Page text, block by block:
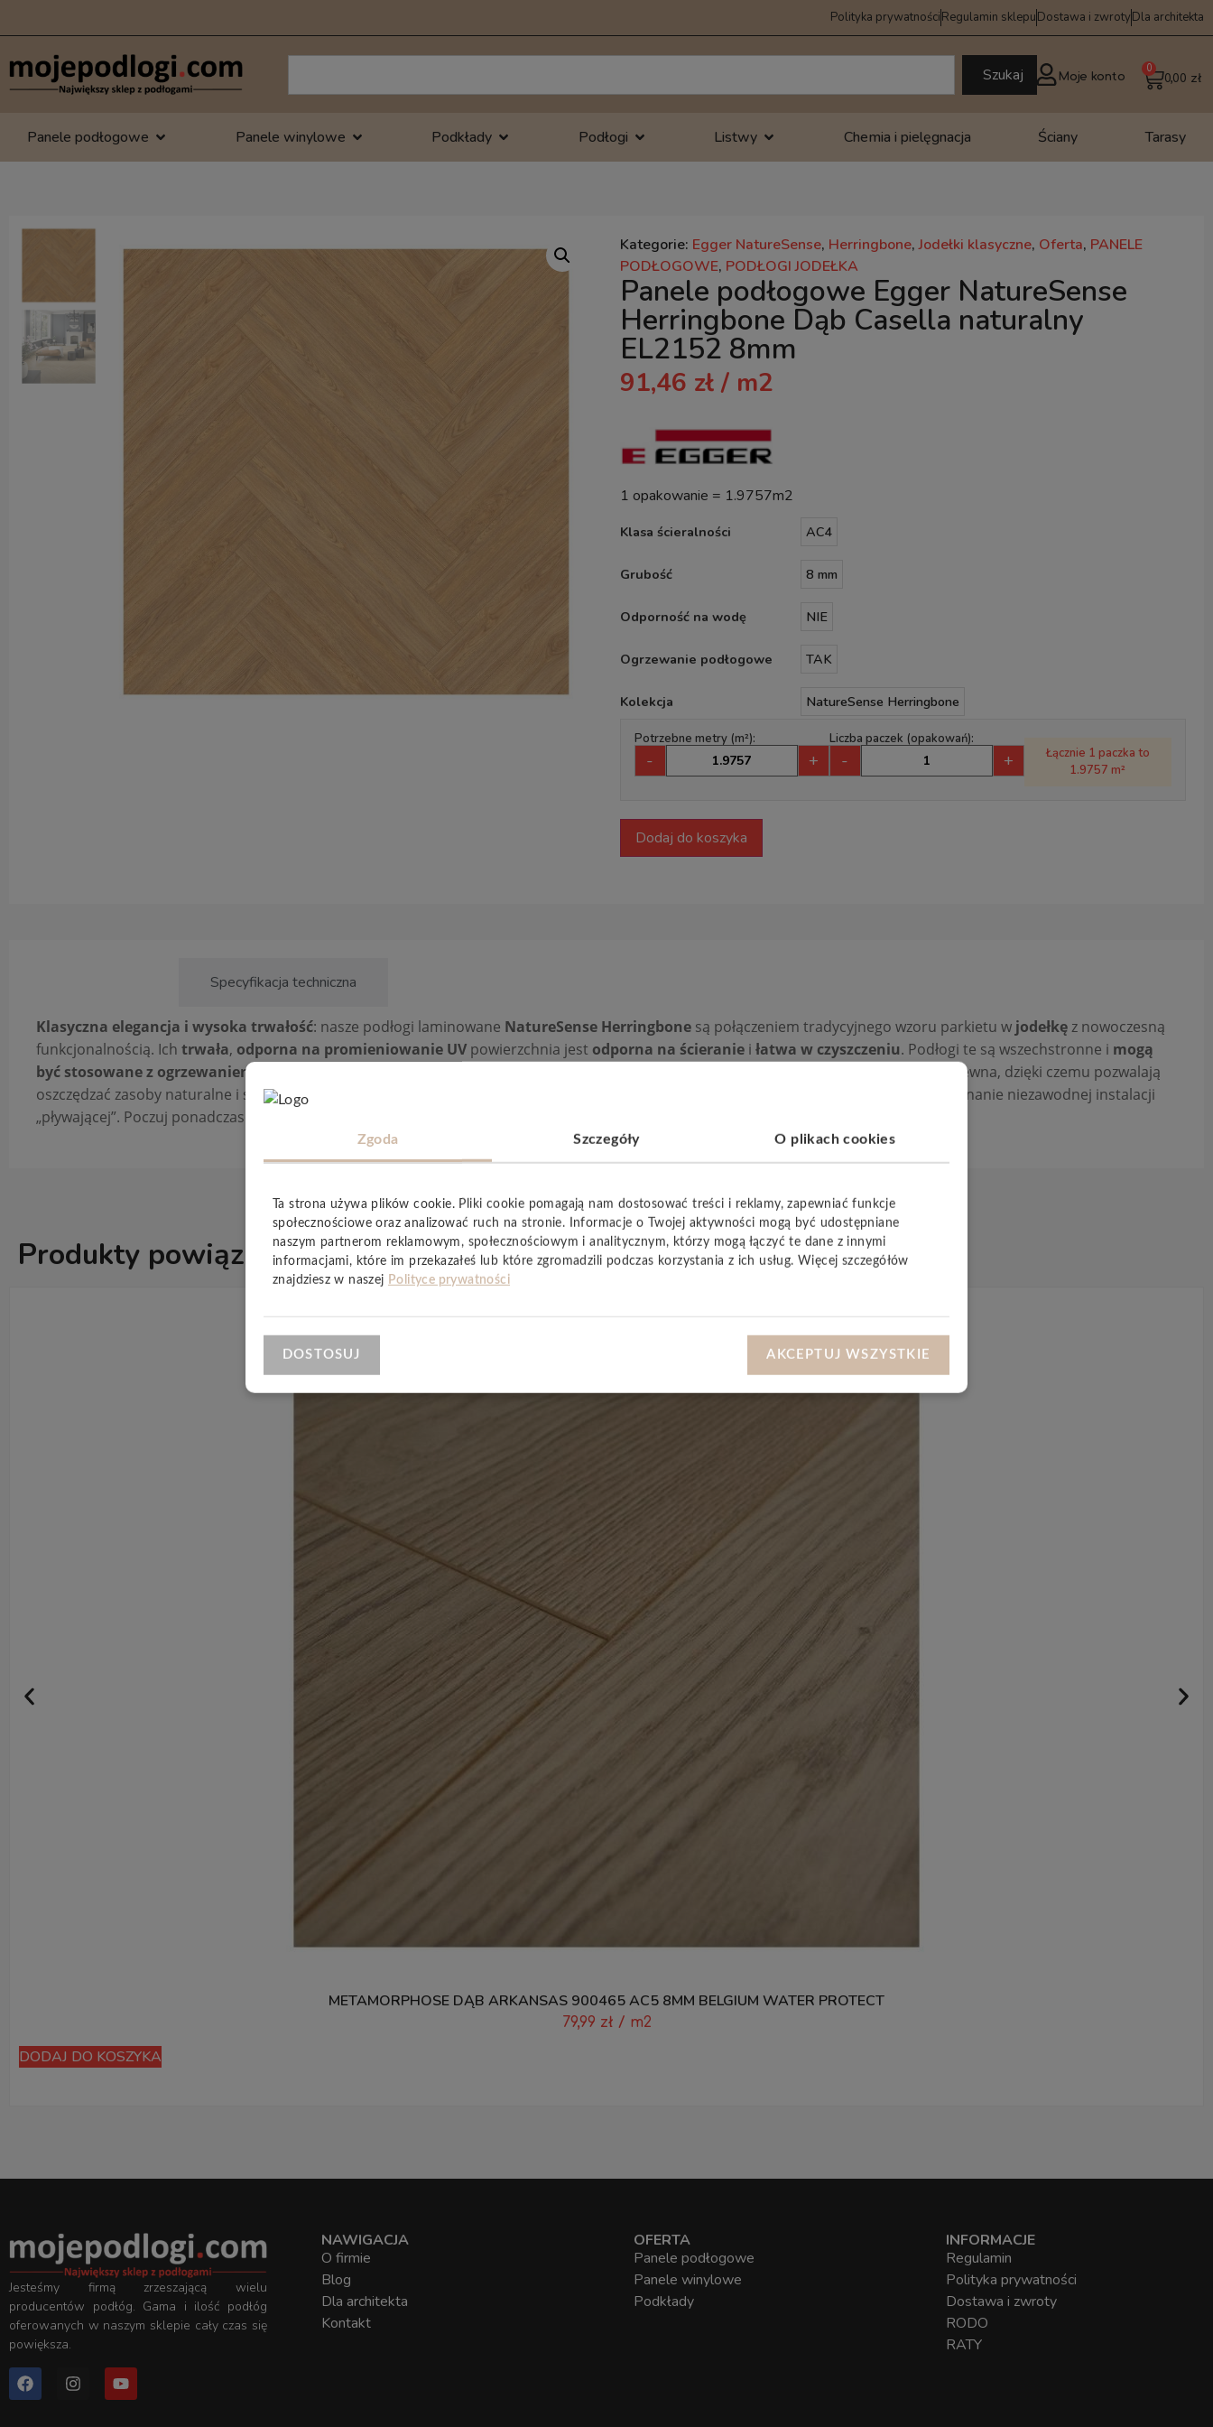
Polityka prywatnościRegulamin sklepuDostawa i zwrotyDla architekta
Szukaj Moje konto 0,00 zł
0
Panele podłogowe Panele winylowe Podkłady Podłogi Listwy Chemia i pielęgnacja Ściany Tarasy
Kategorie: Egger NatureSense, Herringbone,Jodełki klasyczne, Oferta, PANELE
PODŁOGOWE, PODŁOGI JODEŁKA
Panele podłogowe Egger NatureSense
Herringbone Dąb Casella naturalny
EL2152 8mm
91,46 zł/ m2
1 opakowanie = 1.9757m2
Klasa ścieralności AC4
Grubość 8 mm
Odporność na wodę NIE
Ogrzewanie podłogowe TAK
Kolekcja NatureSense Herringbone
Potrzebne metry (m²):
- +
Liczba paczek (opakowań):
- +
Łącznie 1 paczka to
1.9757 m²
Dodaj do koszyka
Specyfikacja techniczna
Klasyczna elegancja i wysoka trwałość: nasze podłogi laminowane NatureSense Herringbone są połączeniem tradycyjnego wzoru parkietu w jodełkęz nowoczesną
funkcjonalnością. Ich trwała, odporna na promieniowanie UV powierzchnia jest odporna na ścieranie i łatwa w czyszczeniu. Podłogi te są wszechstronne i mogą
być stosowane z ogrzewaniem podłogowym
, co pozwala stworzyć zdrowe środowisko domowe. Są produkowane z certyfikowanego drewna, dzięki czemu pozwalają
oszczędzać zasoby naturalne i są w 100% pozbawione PCV oraz plastyfikatorów
umożliwia wykonanie niezawodnej instalacji
„pływającej”. Poczuj ponadczasowe piękno i jakość w swoim domu.
Produkty powiązane ZOBACZ WSZYSTKIE
METAMORPHOSE DĄB ARKANSAS 900465 AC5 8MM BELGIUM WATER PROTECT
79,99 zł / m2
DODAJ DO KOSZYKA
Jesteśmy firmą zrzeszającą wielu
producentów podłóg. Gama i ilość podłóg
oferowanych w naszym sklepie cały czas się
powiększa.
NAWIGACJA
O firmie
Blog
Dla architekta
Kontakt
OFERTA
Panele podłogowe
Panele winylowe
Podkłady
INFORMACJE
Regulamin
Polityka prywatności
Dostawa i zwroty
RODO
RATY
Zgoda Szczegóły O plikach cookies
Ta strona używa plików cookie. Pliki cookie pomagają nam dostosować treści i reklamy, zapewniać funkcje
społecznościowe oraz analizować ruch na stronie. Informacje o Twojej aktywności mogą być udostępniane
naszym partnerom reklamowym, społecznościowym i analitycznym, którzy mogą łączyć te dane z innymi
informacjami, które im przekazałeś lub które zgromadzili podczas korzystania z ich usług. Więcej szczegółów
znajdziesz w naszej Polityce prywatności
DOSTOSUJ AKCEPTUJ WSZYSTKIE